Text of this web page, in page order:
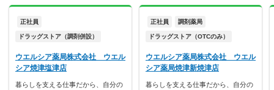
正社員
ドラッグストア（調剤併設）
ウエルシア薬局株式会社 ウエル
シア焼津塩津店
暮らしを支える仕事だから、自分の
正社員 調剤薬局
ドラッグストア（OTCのみ）
ウエルシア薬局株式会社 ウエル
シア薬局焼津新焼津店
暮らしを支える仕事だから、自分の